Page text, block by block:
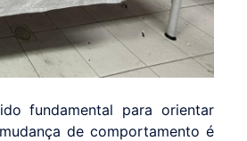
fundamental para orientar
de comportamento é